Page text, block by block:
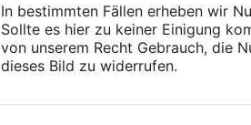
In bestimmten Fällen erheben wir
Sollte es hier zu keiner Einigung
von unserem Recht Gebrauch, die
dieses Bild zu widerrufen.